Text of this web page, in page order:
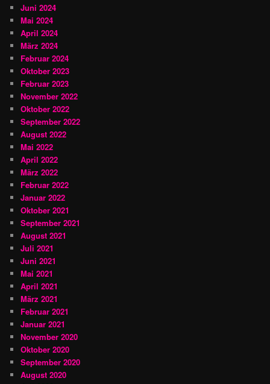
Juni 2024
Mai 2024
April 2024
März 2024
Februar 2024
Oktober 2023
Februar 2023
November 2022
Oktober 2022
September 2022
August 2022
Mai 2022
April 2022
März 2022
Februar 2022
Januar 2022
Oktober 2021
September 2021
August 2021
Juli 2021
Juni 2021
Mai 2021
April 2021
März 2021
Februar 2021
Januar 2021
November 2020
Oktober 2020
September 2020
August 2020